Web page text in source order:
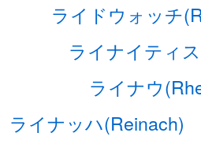
ライドウォッチ
ライナイティ
ライナウ
ライナッハ(Reinach)